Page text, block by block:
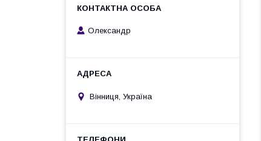
Олександр
Вінниця, Україна